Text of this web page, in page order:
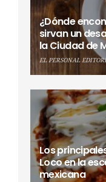
¿Dónde
sirvan un
la Ciudad de
EL PERSONAL
Los
Loco en la
mexicana